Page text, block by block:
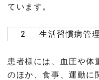
ています。
2 生活習慣病管
患者様には、血圧や体
のほか、食事、運動に